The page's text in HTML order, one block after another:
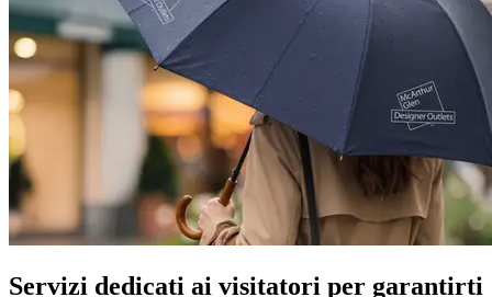
Servizi dedicati ai visitatori per garantirti